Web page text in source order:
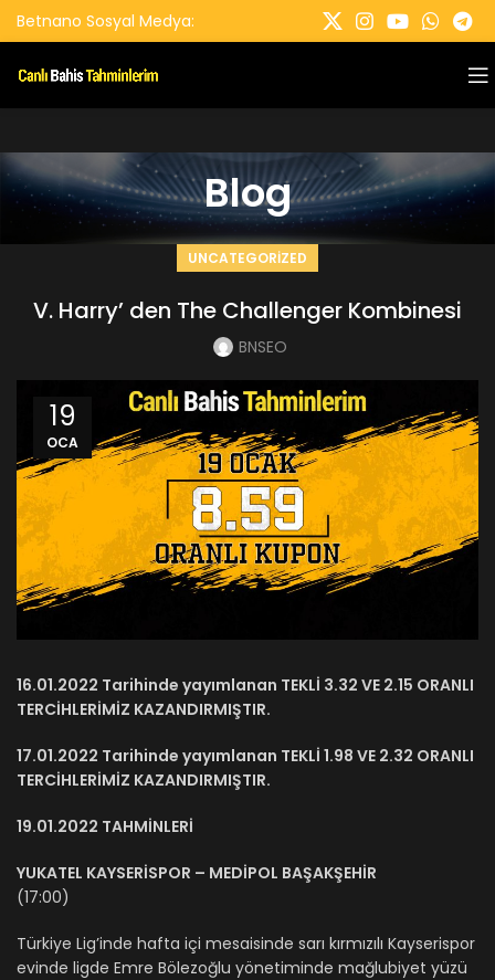
Betnano Sosyal Medya:
Blog
UNCATEGORIZED
V. Harry’ den The Challenger Kombinesi
BNSEO
19
OCA
16.01.2022 Tarihinde yayımlanan TEKLİ 3.32 VE 2.15 ORANLI
TERCİHLERİMİZ KAZANDIRMIŞTIR.
17.01.2022 Tarihinde yayımlanan TEKLİ 1.98 VE 2.32 ORANLI
TERCİHLERİMİZ KAZANDIRMIŞTIR.
19.01.2022 TAHMİNLERİ
YUKATEL KAYSERİSPOR – MEDİPOL BAŞAKŞEHİR
(17:00)
Türkiye Lig’inde hafta içi mesaisinde sarı kırmızılı Kayserispor
evinde ligde Emre Bölezoğlu yönetiminde mağlubiyet yüzü